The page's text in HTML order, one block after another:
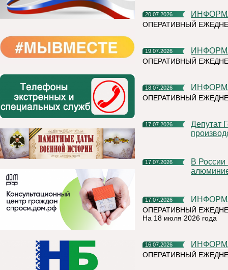
20.07.2026
ОПЕРАТИВНЫЙ
19.07.2026
ОПЕРАТИВНЫЙ
18.07.2026
ОПЕРАТИВНЫЙ
17.07.2026
Депутат Госдумы Мария Бутина познакомилась с
17.07.2026
В России впервые прошли биржевые торги первичным
17.07.2026
ОПЕРАТИВНЫЙ
На 18 июля 2026 года
16.07.2026
ОПЕРАТИВНЫЙ